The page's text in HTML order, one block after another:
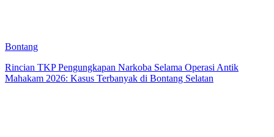
Bontang
Rincian TKP Pengungkapan Narkoba Selama Operasi Antik
Mahakam 2026: Kasus Terbanyak di Bontang Selatan